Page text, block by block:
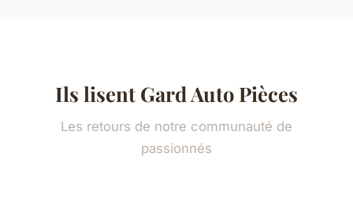
Ils lisent Gard Auto Pièces
Les retours de notre communauté de
passionnés